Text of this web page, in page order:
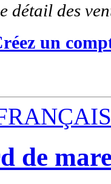
détail des
un
de